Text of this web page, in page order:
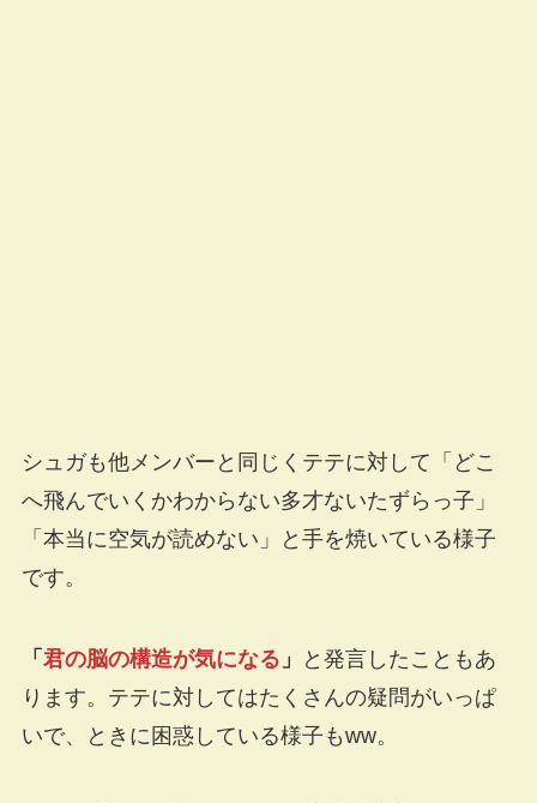
シュガも他メンバーと同じくテテに対して「どこ
へ飛んでいくかわからない多才ないたずらっ子」
「本当に空気が読めない」と手を焼いている様子
です。
「 君の脳の構造が気になる 」
と発言したこともあ
ります。テテに対してはたくさんの疑問がいっぱ
いで、ときに困惑している様子もww。